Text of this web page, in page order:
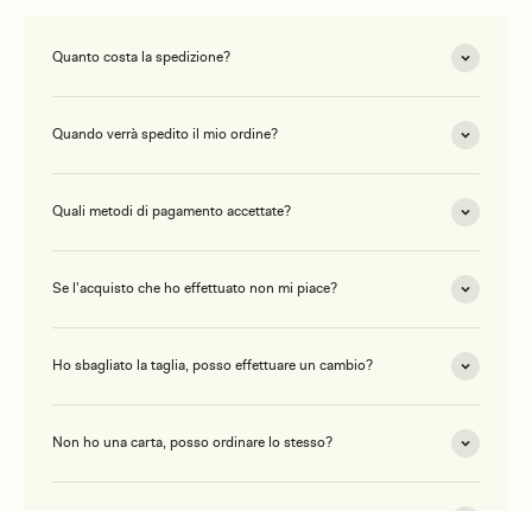
Quanto costa la spedizione?
Quando verrà spedito il mio ordine?
Quali metodi di pagamento accettate?
Se l'acquisto che ho effettuato non mi piace?
Ho sbagliato la taglia, posso effettuare un cambio?
Non ho una carta, posso ordinare lo stesso?